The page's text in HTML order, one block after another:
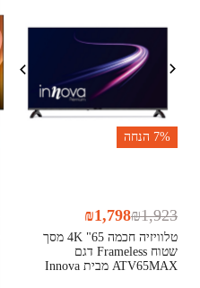
7% הנחה
טלוויזיה חכמה 65" 4K מסך
שטוח Frameless דגם
ATV65MAX מבית Innova
₪1,923
₪1,798